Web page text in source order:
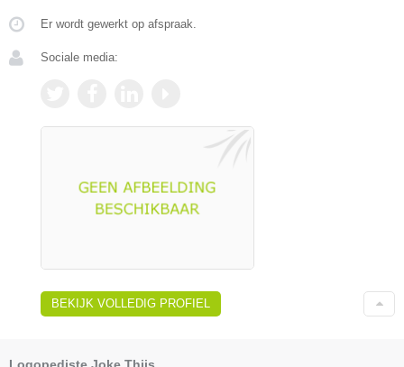
Er wordt gewerkt op afspraak.
Sociale media:
BEKIJK VOLLEDIG PROFIEL
Logopediste Joke Thijs